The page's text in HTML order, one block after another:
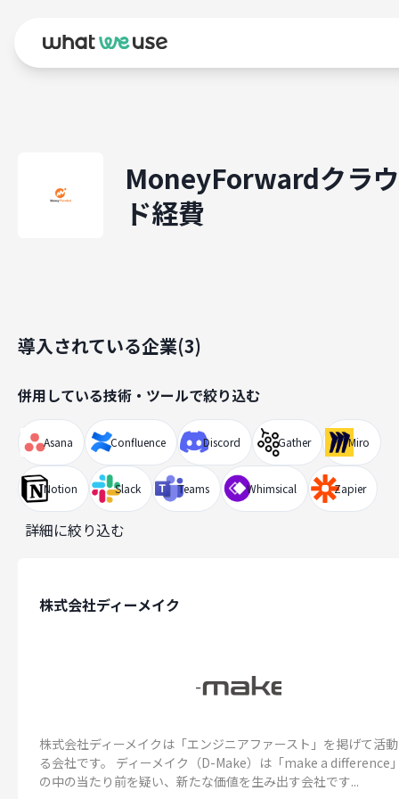
MoneyForwardクラウ
ド経費
導入されている企業(3)
併用している技術・ツールで絞り込む
Asana Confluence Discord Gather Miro
Notion Slack Teams Whimsical Zapier
詳細に絞り込む
株式会社ディーメイク
株式会社ディーメイクは「エンジニアファースト」を掲げて活
る会社です。 ディーメイク（D-Make）は「make a difference
の中の当たり前を疑い、新たな価値を生み出す会社です...